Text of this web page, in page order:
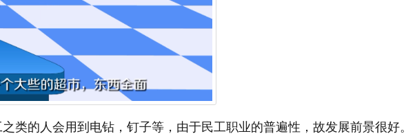
类的人会用到电钻，钉子等，由于民工职业的普遍性，故发展前景很好。